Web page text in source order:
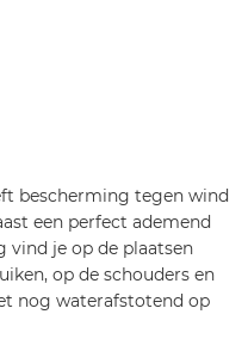
bescherming tegen wind
een perfect ademend
vind je op de plaatsen
op de schouders en
nog waterafstotend op